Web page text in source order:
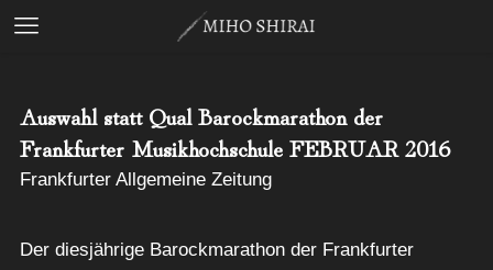
Auswahl statt Qual Barockmarathon der
Frankfurter Musikhochschule FEBRUAR 2016
Frankfurter Allgemeine Zeitung
Der diesjährige Barockmarathon der Frankfurter